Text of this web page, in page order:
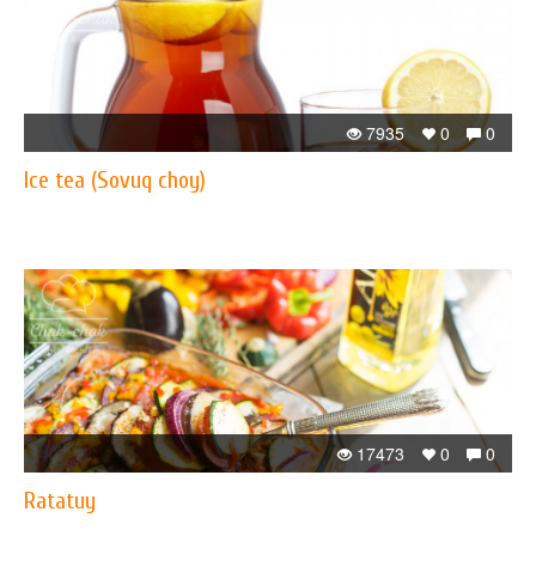
0
0
7935
Ice tea (Sovuq choy)
0
0
17473
Ratatuy